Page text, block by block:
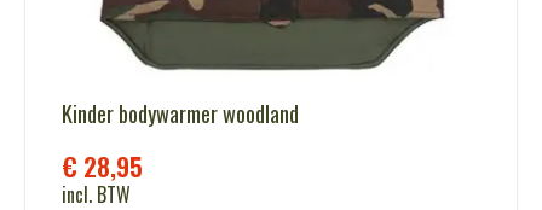
Kinder bodywarmer woodland
€ 28,95
incl. BTW